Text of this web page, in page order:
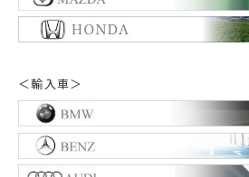
＜輸入車＞